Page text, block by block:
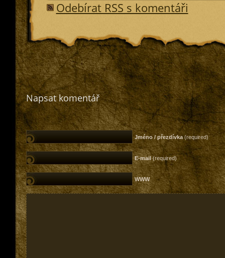
Odebírat RSS s komentáři
Napsat komentář
Jméno / přezdívka(required)
E-mail(required)
WWW